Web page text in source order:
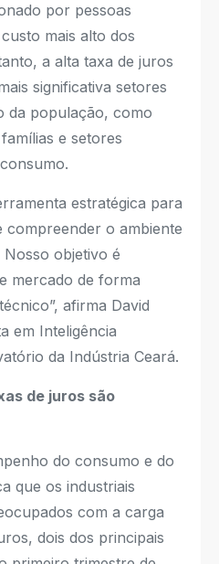
por pessoas
mais alto dos
a alta taxa de juros
significativa setores
da população, como
e setores
estratégica para
compreender o ambiente
objetivo é
mercado de forma
afirma David
em Inteligência
da Indústria Ceará.
de juros são
do consumo e do
que os industriais
com a carga
dois dos principais